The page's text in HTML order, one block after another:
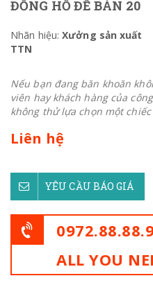
ĐỒNG HỒ ĐỂ BÀN 20
Nhãn hiệu: Xưởng sản xuất
TTN
Nếu bạn đang băn khoăn
viên hay khách hàng của
không thử lựa chọn một
Liên hệ
YÊU CẦU BÁO GIÁ
ALL YOU